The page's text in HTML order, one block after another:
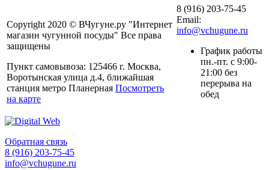
Copyright 2020 © ВЧугуне.ру "Интернет
магазин чугунной посуды" Все права
защищены
Пункт самовывоза: 125466 г. Москва,
Воротынская улица д.4, ближайшая
станция метро Планерная Посмотреть
на карте
8 (916) 203-75-45
Email:
info@vchugune.ru
График работы
пн.-пт. с 9:00-
21:00 без
перерыва на
обед
Обратная связь
8 (916) 203-75-45
info@vchugune.ru